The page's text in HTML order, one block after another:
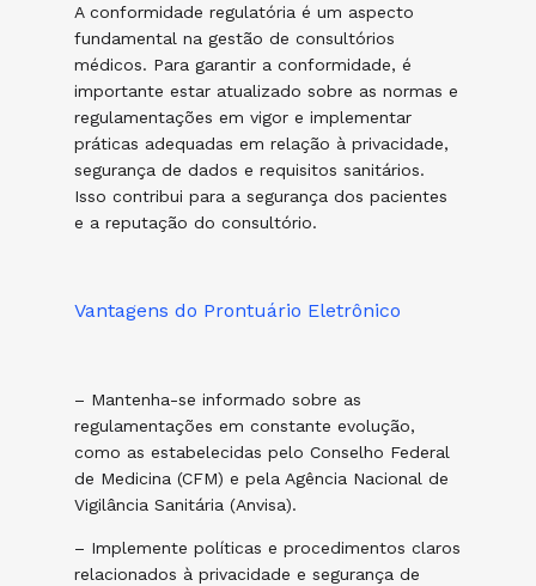
A conformidade regulatória é um aspecto
fundamental na gestão de consultórios
médicos. Para garantir a conformidade, é
importante estar atualizado sobre as normas e
regulamentações em vigor e implementar
práticas adequadas em relação à privacidade,
segurança de dados e requisitos sanitários.
Isso contribui para a segurança dos pacientes
e a reputação do consultório.
Vantagens do Prontuário Eletrônico
– Mantenha-se informado sobre as
regulamentações em constante evolução,
como as estabelecidas pelo Conselho Federal
de Medicina (CFM) e pela Agência Nacional de
Vigilância Sanitária (Anvisa).
– Implemente políticas e procedimentos claros
relacionados à privacidade e segurança de